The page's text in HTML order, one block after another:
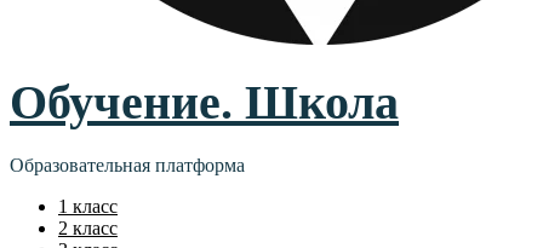
Обучение. Школа
Образовательная платформа
1 класс
2 класс